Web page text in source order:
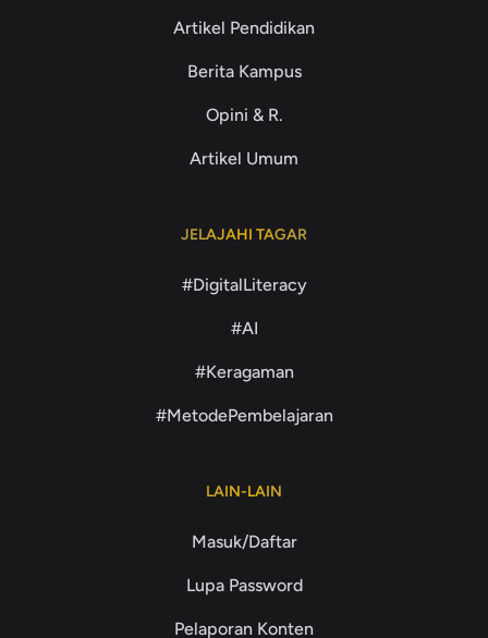
Artikel Pendidikan
Berita Kampus
Opini & R.
Artikel Umum
JELAJAHI TAGAR
#DigitalLiteracy
#AI
#Keragaman
#MetodePembelajaran
LAIN-LAIN
Masuk/Daftar
Lupa Password
Pelaporan Konten